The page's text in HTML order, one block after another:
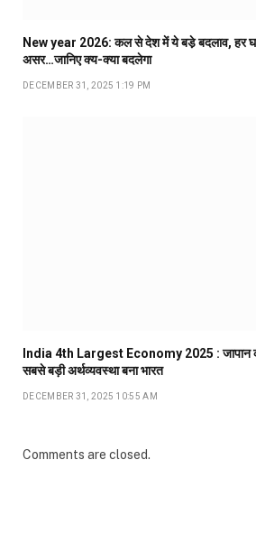
New year 2026: कल से देश में ये बडे़ बदलाव, हर
असर…जानिए क्य-क्या बदलेगा
DECEMBER 31, 2025 1:19 PM
India 4th Largest Economy 2025 : जापान
सबसे बड़ी अर्थव्यवस्था बना भारत
DECEMBER 31, 2025 10:55 AM
Comments are closed.